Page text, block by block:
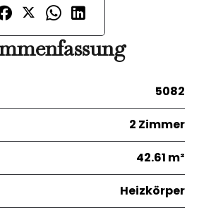
5082
2 Zimmer
42.61 m²
Heizkörper